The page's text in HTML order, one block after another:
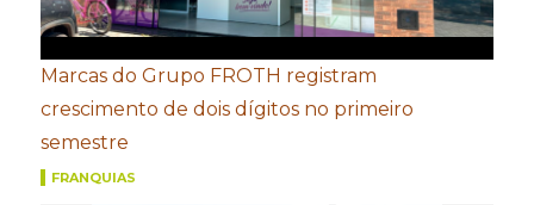
Marcas do Grupo FROTH registram
crescimento de dois dígitos no primeiro
semestre
FRANQUIAS